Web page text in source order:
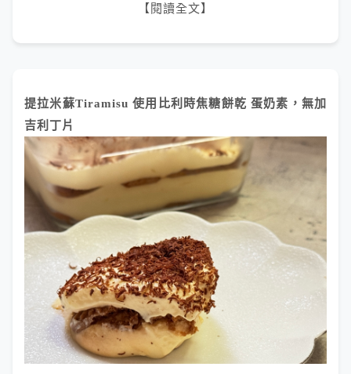
【閱讀全文】
提拉米蘇Tiramisu 使用比利時焦糖餅乾 蛋奶素，無加
吉利丁片